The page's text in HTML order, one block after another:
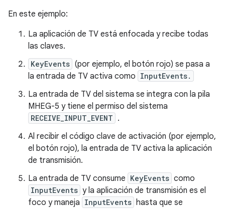
En este ejemplo:
La aplicación de TV está enfocada y recibe todas
las claves.
KeyEvents (por ejemplo, el botón rojo) se pasa a
la entrada de TV activa como InputEvents.
La entrada de TV del sistema se integra con la pila
MHEG-5 y tiene el permiso del sistema
RECEIVE_INPUT_EVENT .
Al recibir el código clave de activación (por ejemplo,
el botón rojo), la entrada de TV activa la aplicación
de transmisión.
La entrada de TV consume KeyEvents como
InputEvents y la aplicación de transmisión es el
foco y maneja InputEvents hasta que se